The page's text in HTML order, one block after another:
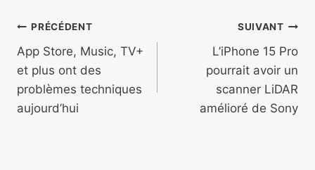
Navigation
de
l’article
PRÉCÉDENT
App Store, Music, TV+
et plus ont des
problèmes techniques
aujourd’hui
SUIVANT
L’iPhone 15 Pro
pourrait avoir un
scanner LiDAR
amélioré de Sony